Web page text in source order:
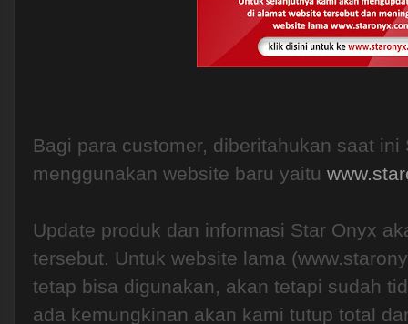
Bagi para customer, diberitahukan saat ini
menggunakan website baru yaitu
Update produk dan informasi Star Onyx
tersebut. Untuk website lama
tetap bisa digunakan, akan tetapi sudah
ada kemungkinan akan kami tutup total